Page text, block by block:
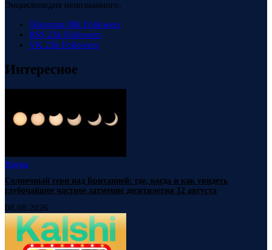
Энциклопедия непознанного.
Telegram 88k Followers
RSS 23k Followers
VK 23k Followers
Интересное
Наука
Солнечный серп над Британией: где, когда и как увидеть
глубочайшее частное затмение десятилетия 12 августа
08.08.2026